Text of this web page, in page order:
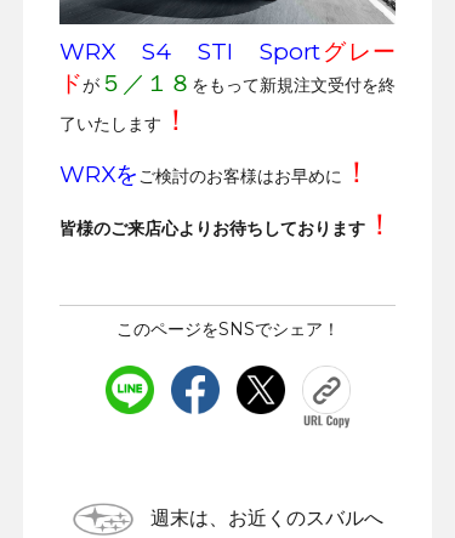
WRX S4 STI Sportグレー
ドが５／１８ をもって新規注文受付を終
了いたします
！
WRXを ご検討のお客様はお早めに ！
皆様のご来店心よりお待ちしております！
このページをSNSでシェア！
週末は、お近くのスバルへ